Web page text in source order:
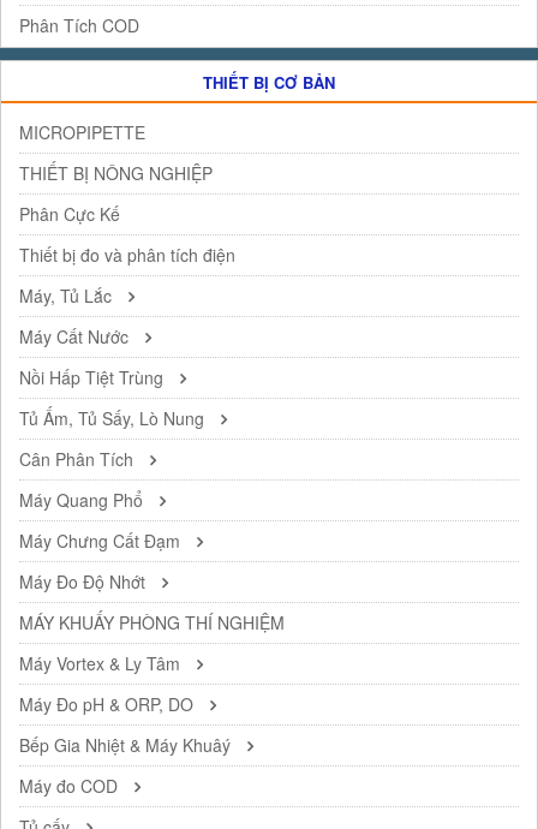
Phân Tích COD
THIẾT BỊ CƠ BẢN
MICROPIPETTE
THIẾT BỊ NÔNG NGHIỆP
Phân Cực Kế
Thiết bị đo và phân tích điện
Máy, Tủ Lắc
Máy Cất Nước
Nồi Hấp Tiệt Trùng
Tủ Ấm, Tủ Sấy, Lò Nung
Cân Phân Tích
Máy Quang Phổ
Máy Chưng Cất Đạm
Máy Đo Độ Nhớt
MÁY KHUẤY PHÒNG THÍ NGHIỆM
Máy Vortex & Ly Tâm
Máy Đo pH & ORP, DO
Bếp Gia Nhiệt & Máy Khuâý
Máy đo COD